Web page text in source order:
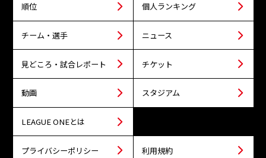
順位 個人ランキング
チーム・選手 ニュース
見どころ・試合レポート チケット
動画 スタジアム
LEAGUE ONEとは
プライバシーポリシー 利用規約